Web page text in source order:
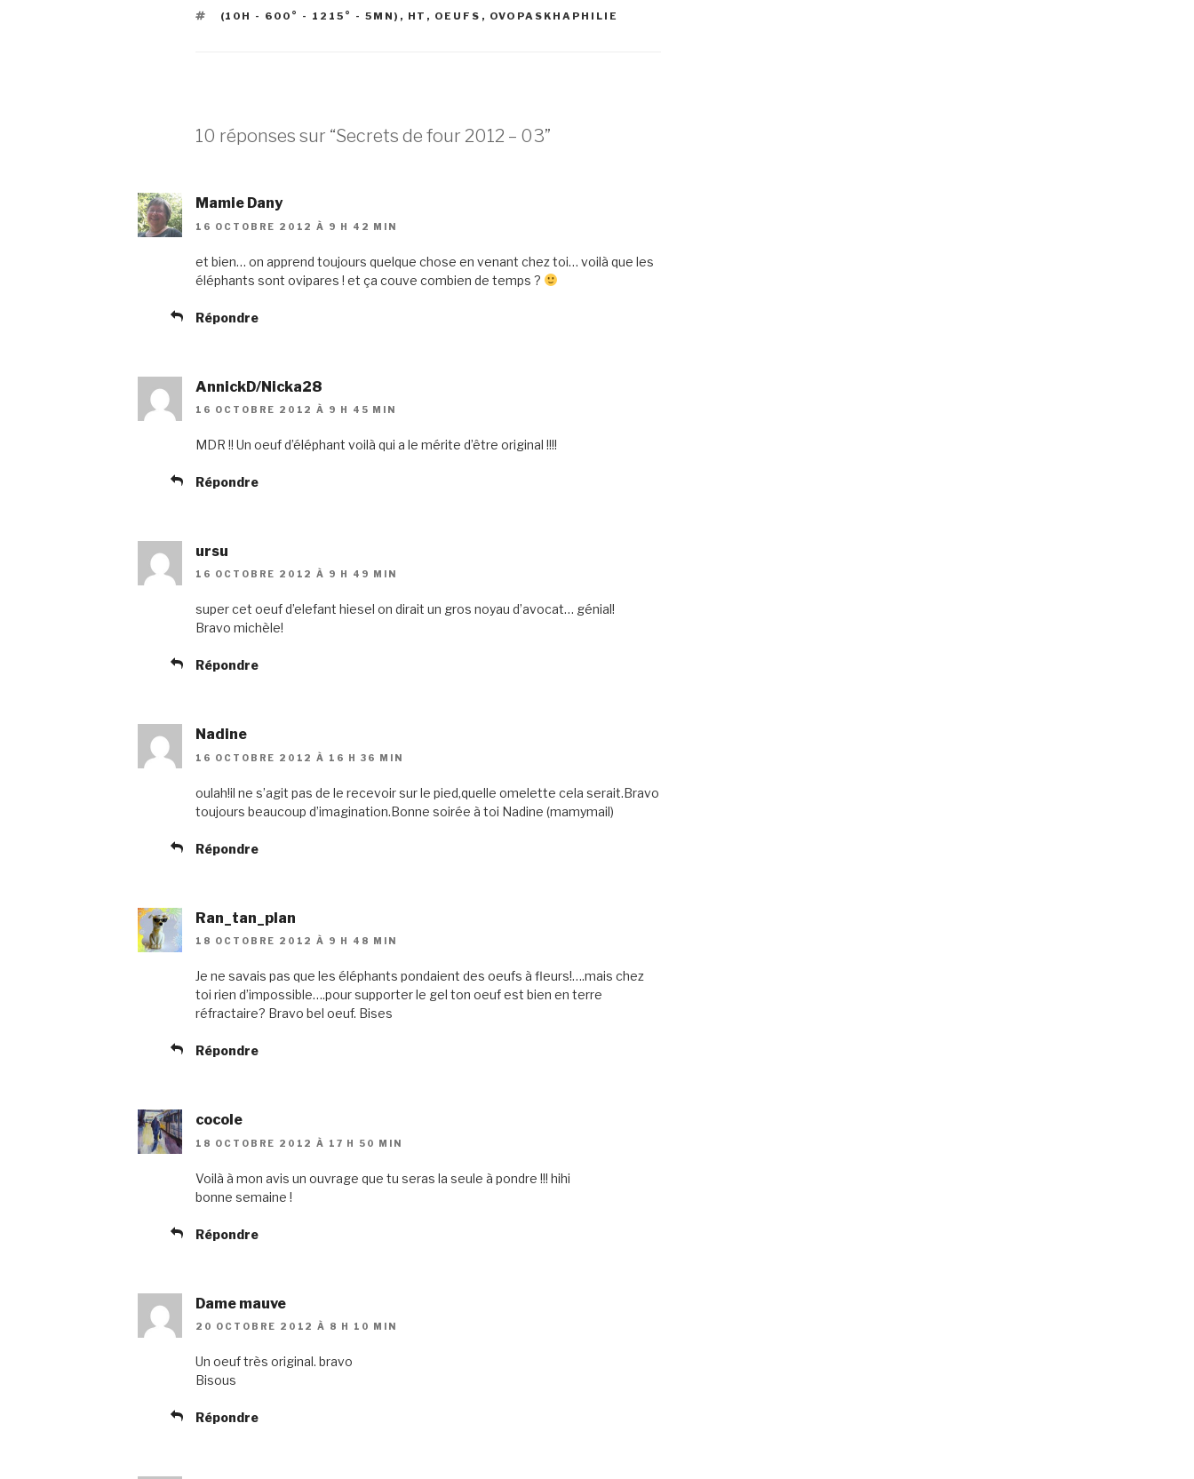
ÉTIQUETTES
(10H - 600° - 1215° - 5MN) , HT , OEUFS , OVOPASKHAPHILIE
10 réponses sur “Secrets de four 2012 – 03”
Mamie Dany
16 OCTOBRE 2012 À 9 H 42 MIN
et bien… on apprend toujours quelque chose en venant chez toi… voilà que les
éléphants sont ovipares ! et ça couve combien de temps ?
Répondre
AnnickD/Nicka28
16 OCTOBRE 2012 À 9 H 45 MIN
MDR !! Un oeuf d’éléphant voilà qui a le mérite d’être original !!!!
Répondre
ursu
16 OCTOBRE 2012 À 9 H 49 MIN
super cet oeuf d’elefant hiesel on dirait un gros noyau d’avocat… génial!
Bravo michèle!
Répondre
Nadine
16 OCTOBRE 2012 À 16 H 36 MIN
oulah!il ne s’agit pas de le recevoir sur le pied,quelle omelette cela serait.Bravo
toujours beaucoup d’imagination.Bonne soirée à toi Nadine (mamymail)
Répondre
Ran_tan_plan
18 OCTOBRE 2012 À 9 H 48 MIN
Je ne savais pas que les éléphants pondaient des oeufs à fleurs!….mais chez
toi rien d’impossible….pour supporter le gel ton oeuf est bien en terre
réfractaire? Bravo bel oeuf. Bises
Répondre
cocole
18 OCTOBRE 2012 À 17 H 50 MIN
Voilà à mon avis un ouvrage que tu seras la seule à pondre !!! hihi
bonne semaine !
Répondre
Dame mauve
20 OCTOBRE 2012 À 8 H 10 MIN
Un oeuf très original. bravo
Bisous
Répondre